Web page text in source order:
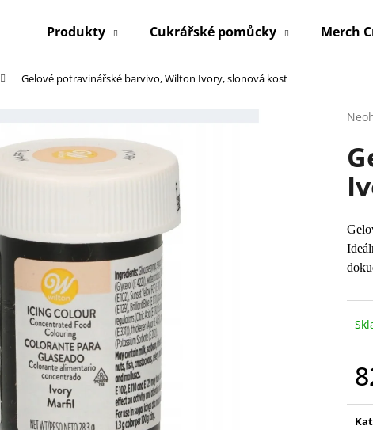
Produkty Cukrářské pomůcky Merch
Gelové potravinářské barvivo, Wilton Ivory, slonová kost
je
0,0
Co potřebujete najít?